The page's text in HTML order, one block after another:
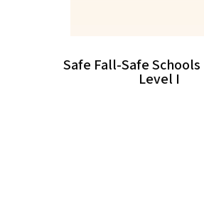
Safe Fall-Safe Schools
Level I